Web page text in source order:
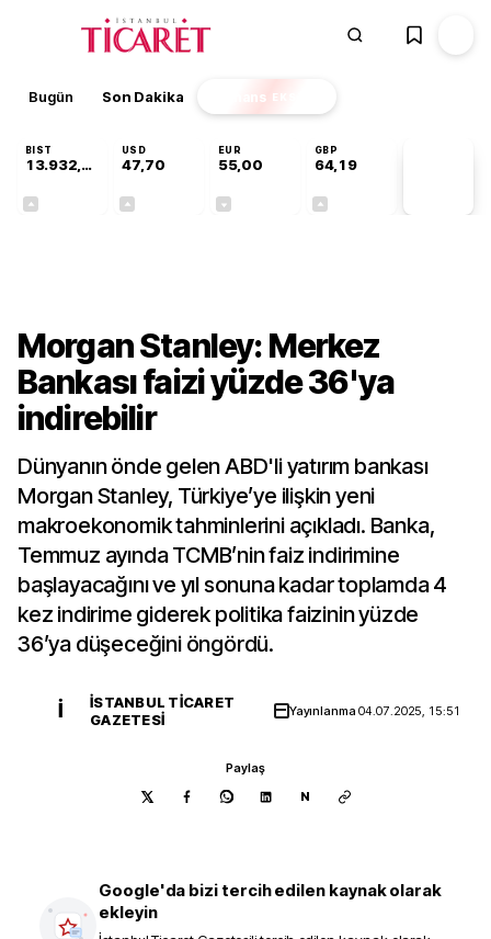
Bugün Son Dakika Finans EKSTRA
BIST
13.932,50
USD
47,70
EUR
55,00
GBP
64,19
Morgan Stanley: Merkez
Bankası faizi yüzde 36'ya
indirebilir
Dünyanın önde gelen ABD'li yatırım bankası
Morgan Stanley, Türkiye’ye ilişkin yeni
makroekonomik tahminlerini açıkladı. Banka,
Temmuz ayında TCMB’nin faiz indirimine
başlayacağını ve yıl sonuna kadar toplamda 4
kez indirime giderek politika faizinin yüzde
36’ya düşeceğini öngördü.
İ
İSTANBUL TICARET
GAZETESI
Yayınlanma04.07.2025, 15:51
Paylaş
N
Google'da bizi tercih edilen kaynak olarak
ekleyin